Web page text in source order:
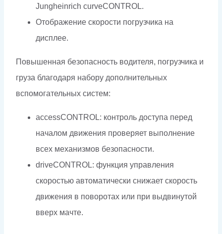
Jungheinrich curveCONTROL.
Отображение скорости погрузчика на
дисплее.
Повышенная безопасность водителя, погрузчика и
груза благодаря набору дополнительных
вспомогательных систем:
accessCONTROL: контроль доступа перед
началом движения проверяет выполнение
всех механизмов безопасности.
driveCONTROL: функция управления
скоростью автоматически снижает скорость
движения в поворотах или при выдвинутой
вверх мачте.